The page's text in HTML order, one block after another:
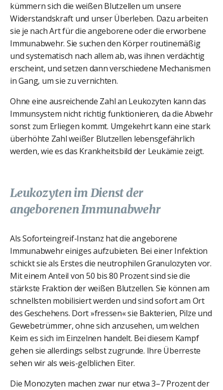
kümmern sich die weißen Blutzellen um unsere
Widerstandskraft und unser Überleben. Dazu arbeiten
sie je nach Art für die angeborene oder die erworbene
Immunabwehr. Sie suchen den Körper routinemäßig
und systematisch nach allem ab, was ihnen verdächtig
erscheint, und setzen dann verschiedene Mechanismen
in Gang, um sie zu vernichten.
Ohne eine ausreichende Zahl an Leukozyten kann das
Immunsystem nicht richtig funktionieren, da die Abwehr
sonst zum Erliegen kommt. Umgekehrt kann eine stark
überhöhte Zahl weißer Blutzellen lebensgefährlich
werden, wie es das Krankheitsbild der Leukämie zeigt.
Leukozyten im Dienst der
angeborenen Immunabwehr
Als Soforteingreif-Instanz hat die angeborene
Immunabwehr einiges aufzubieten. Bei einer Infektion
schickt sie als Erstes die neutrophilen Granulozyten vor.
Mit einem Anteil von 50 bis 80 Prozent sind sie die
stärkste Fraktion der weißen Blutzellen. Sie können am
schnellsten mobilisiert werden und sind sofort am Ort
des Geschehens. Dort »fressen« sie Bakterien, Pilze und
Gewebetrümmer, ohne sich anzusehen, um welchen
Keim es sich im Einzelnen handelt. Bei diesem Kampf
gehen sie allerdings selbst zugrunde. Ihre Überreste
sehen wir als weis-gelblichen Eiter.
Die Monozyten machen zwar nur etwa 3–7 Prozent der